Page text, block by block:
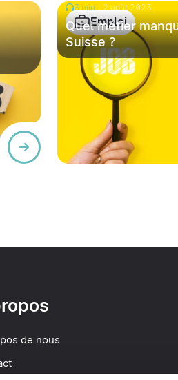
Emploi
3 min 2 août 2023
Quel métier
Suisse ?
de nous